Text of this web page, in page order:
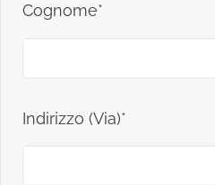
Cognome*
Indirizzo (Via)*